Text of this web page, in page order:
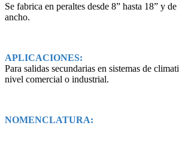
Se fabrica en peraltes desde 8” hasta 18” y
ancho.
APLICACIONES:
Para salidas secundarias en sistemas de
nivel comercial o industrial.
NOMENCLATURA: